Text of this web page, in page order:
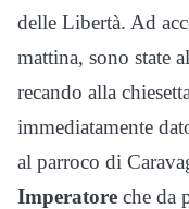
delle Libertà. Ad
mattina, sono state
recando alla
immediatamente
al parroco di
Imperatore che da